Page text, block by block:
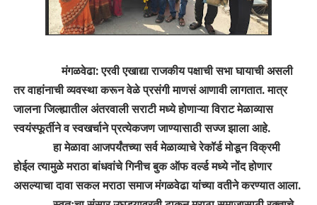
मंगळवेढा: एरवी एखाद्या राजकीय पक्षाची सभा घायाची असली
तर वाहांनाची व्यवस्था करून वेळे प्रसंगी माणसं आणावी लागतात. मात्र
जालना जिल्ह्यातील अंतरवाली सराटी मध्ये होणाऱ्या विराट मेळाव्यास
स्वयंस्फूर्तीने व स्वखर्चाने प्रत्येकजण जाण्यासाठी सज्ज झाला आहे.
हा मेळावा आजपर्यंतच्या सर्व मेळाव्याचे रेकॉर्ड मोडून विक्रमी
होईल त्यामुळे मराठा बांधवांचे गिनीच बुक ऑफ वर्ल्ड मध्ये नोंद होणार
असल्याचा दावा सकल मराठा समाज मंगळवेढा यांच्या वतीने करण्यात आला.